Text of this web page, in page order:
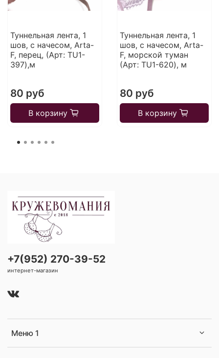
Туннельная лента, 1
шов, с начесом, Arta-
F, перец, (Арт: TU1-
397),м
80 руб
В корзину
Туннельная лента, 1
шов, с начесом, Arta-
F, морской туман
(Арт: TU1-620), м
80 руб
В корзину
Меню 1
+7(952) 270-39-52
интернет-магазин